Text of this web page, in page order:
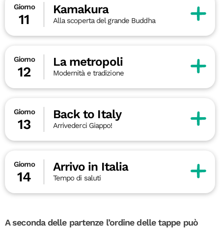
Giorno
11
Kamakura
Alla scoperta del grande Buddha
Giorno
12
La metropoli
Modernità e tradizione
Giorno
13
Back to Italy
Arrivederci Giappo!
Giorno
14
Arrivo in Italia
Tempo di saluti
A seconda delle partenze l’ordine delle tappe può